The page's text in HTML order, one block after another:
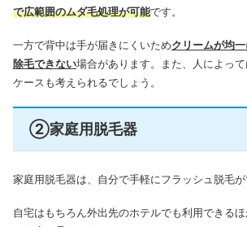
で広範囲のムダ毛処理が可能です。
一方で背中は手が届きにくいためクリームが均
除毛できない場合があります。また、人によっ
ケースも考えられるでしょう。
②家庭用脱毛器
家庭用脱毛器は、自分で手軽にフラッシュ脱毛が
自宅はもちろん外出先のホテルでも利用できるほ